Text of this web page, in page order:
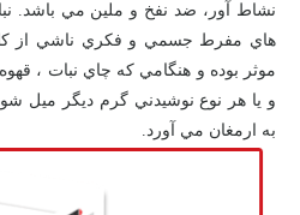
نشاط آور، ضد نفخ و ملين مي باشد.
هاي مفرط جسمي و فکري ناشي از
موثر بوده و هنگامي که چاي نبات ،
و يا هر نوع نوشيدني گرم ديگر ميل
به ارمغان مي آورد.